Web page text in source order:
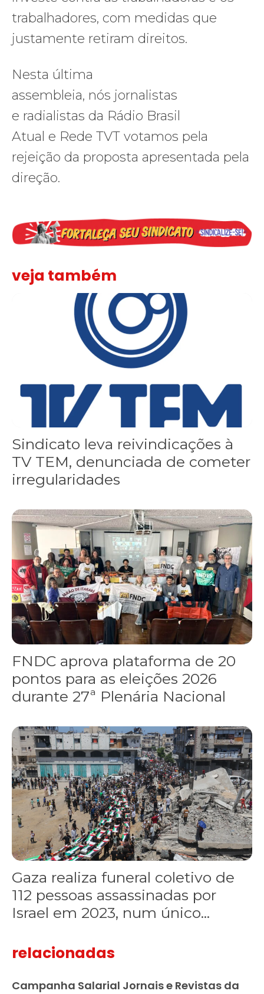
trabalhadores, com medidas que
justamente retiram direitos.
Nesta última
assembleia, nós jornalistas
e radialistas da Rádio Brasil
Atual e Rede TVT votamos pela
rejeição da proposta apresentada pela
direção.
veja também
Sindicato leva reivindicações à TV TEM, denunciada de cometer
Sindicato leva reivindicações à
TV TEM, denunciada de cometer
irregularidades
FNDC aprova plataforma de 20 pontos para as eleições 2026
FNDC aprova plataforma de 20
pontos para as eleições 2026
durante 27ª Plenária Nacional
Gaza realiza funeral coletivo de 112 pessoas assassinadas por
Gaza realiza funeral coletivo de
112 pessoas assassinadas por
Israel em 2023, num único...
relacionadas
Campanha Salarial Jornais e Revistas da